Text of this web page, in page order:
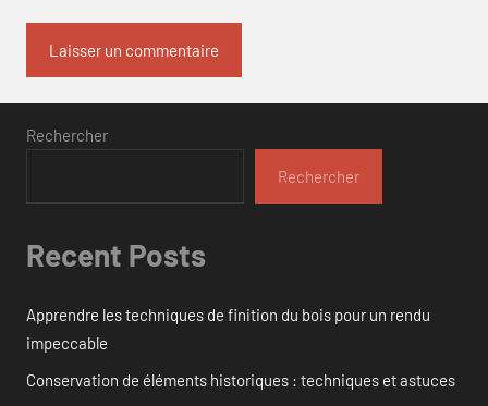
Rechercher
Rechercher
Recent Posts
Apprendre les techniques de finition du bois pour un rendu
impeccable
Conservation de éléments historiques : techniques et astuces